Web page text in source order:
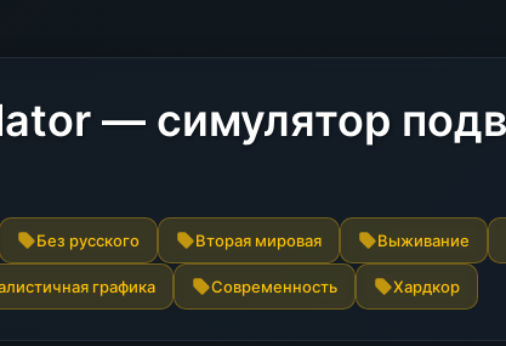
— симулятор
Без русского Вторая мировая Выживание
графика Современность Хардкор